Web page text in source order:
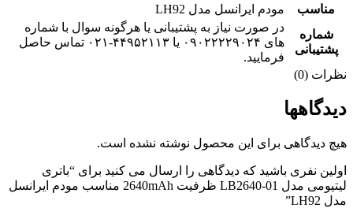
مناسب
مودم ایرانسل مدل LH92
شماره
پشتیبانی
در صورت نیاز به پشتیبانی یا هرگونه سوال با شماره
های ۰۹۰۲۲۲۲۹۰۲۴ یا ۴۴۹۵۲۱۱۳-۰۲۱ تماس حاصل
فرمایید.
نظرات (0)
دیدگاهها
هیچ دیدگاهی برای این محصول نوشته نشده است.
اولین نفری باشید که دیدگاهی را ارسال می کنید برای “باتری
لیتیومی مدل LB2640-01 ظرفیت 2640mAh مناسب مودم ایرانسل
مدل LH92”